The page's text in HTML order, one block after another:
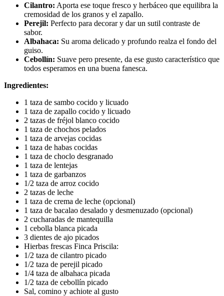
Cilantro: Aporta ese toque fresco y herbáceo que equilibra la
cremosidad de los granos y el zapallo.
Perejil: Perfecto para decorar y dar un sutil contraste de
sabor.
Albahaca: Su aroma delicado y profundo realza el fondo del
guiso.
Cebollín: Suave pero presente, da ese gusto característico que
todos esperamos en una buena fanesca.
Ingredientes:
1 taza de sambo cocido y licuado
1 taza de zapallo cocido y licuado
2 tazas de fréjol blanco cocido
1 taza de chochos pelados
1 taza de arvejas cocidas
1 taza de habas cocidas
1 taza de choclo desgranado
1 taza de lentejas
1 taza de garbanzos
1/2 taza de arroz cocido
2 tazas de leche
1 taza de crema de leche (opcional)
1 taza de bacalao desalado y desmenuzado (opcional)
2 cucharadas de mantequilla
1 cebolla blanca picada
3 dientes de ajo picados
Hierbas frescas Finca Priscila:
1/2 taza de cilantro picado
1/2 taza de perejil picado
1/4 taza de albahaca picada
1/2 taza de cebollín picado
Sal, comino y achiote al gusto